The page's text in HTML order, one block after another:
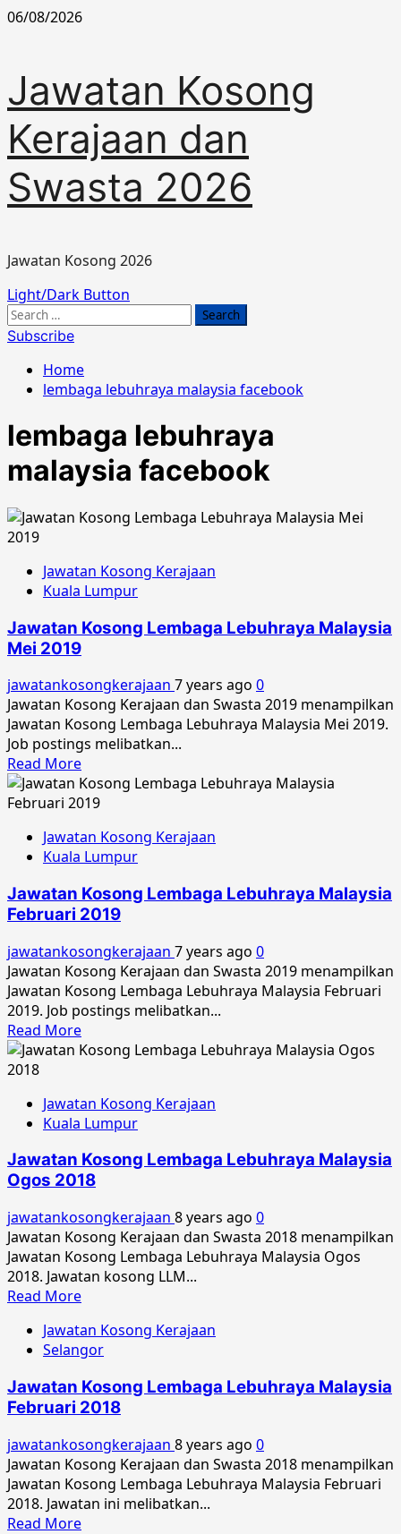
Skip
06/08/2026
Jawatan Kosong
Kerajaan dan
Swasta 2026
Jawatan Kosong 2026
Primary
Menu
Light/Dark Button
Search
for:
Subscribe
Home
lembaga lebuhraya malaysia facebook
lembaga lebuhraya
malaysia facebook
Jawatan Kosong Kerajaan
Kuala Lumpur
Jawatan Kosong Lembaga Lebuhraya Malaysia
Mei 2019
jawatankosongkerajaan 7 years ago 0
Jawatan Kosong Kerajaan dan Swasta 2019 menampilkan
Jawatan Kosong Lembaga Lebuhraya Malaysia Mei 2019.
Job postings melibatkan...
Read MoreRead
more
about
Kosong
Lembaga
Malaysia
Mei
Jawatan Kosong Kerajaan
Kuala Lumpur
Jawatan Kosong Lembaga Lebuhraya Malaysia
Februari 2019
jawatankosongkerajaan 7 years ago 0
Jawatan Kosong Kerajaan dan Swasta 2019 menampilkan
Jawatan Kosong Lembaga Lebuhraya Malaysia Februari
2019. Job postings melibatkan...
Read MoreRead
more
Kosong
Lembaga
Malaysia
Februari
Jawatan Kosong Kerajaan
Kuala Lumpur
Jawatan Kosong Lembaga Lebuhraya Malaysia
Ogos 2018
jawatankosongkerajaan 8 years ago 0
Jawatan Kosong Kerajaan dan Swasta 2018 menampilkan
Jawatan Kosong Lembaga Lebuhraya Malaysia Ogos
2018. Jawatan kosong LLM...
Read MoreRead
about
Jawatan
Lembaga
Lebuhraya
Ogos
2018
Jawatan Kosong Kerajaan
Selangor
Jawatan Kosong Lembaga Lebuhraya Malaysia
Februari 2018
jawatankosongkerajaan 8 years ago 0
Jawatan Kosong Kerajaan dan Swasta 2018 menampilkan
Jawatan Kosong Lembaga Lebuhraya Malaysia Februari
2018. Jawatan ini melibatkan...
Read MoreRead